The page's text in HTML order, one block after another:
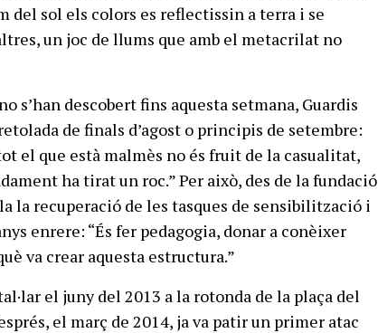
del sol els colors es reflectissin a terra i se
un joc de llums que amb el metacrilat no
s’han descobert fins aquesta setmana, Guardis
de finals d’agost o principis de setembre:
el que està malmès no és fruit de la casualitat,
ha tirat un roc.” Per això, des de la fundació
la recuperació de les tasques de sensibilització i
enrere: “És fer pedagogia, donar a conèixer
va crear aquesta estructura.”
el juny del 2013 a la rotonda de la plaça del
el març de 2014, ja va patir un primer atac